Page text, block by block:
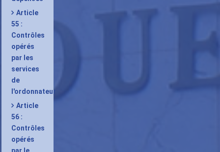
Article
55 :
Contrôles
opérés
par les
services
de
l'ordonnateur
Article
56 :
Contrôles
opérés